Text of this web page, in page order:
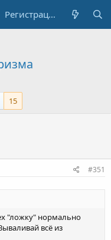
Регистрация
15
#351
"ложку" нормально
всё из